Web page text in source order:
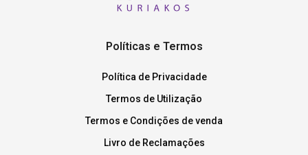
Políticas e Termos
Política de Privacidade
Termos de Utilização
Termos e Condições de venda
Livro de Reclamações